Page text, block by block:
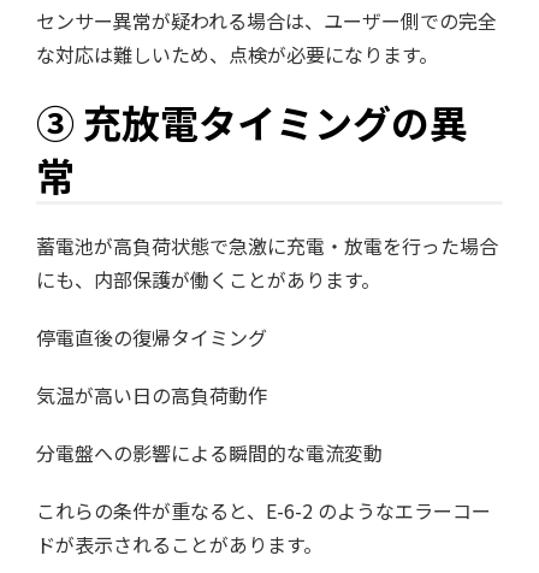
センサー異常が疑われる場合は、ユーザー側での完全
な対応は難しいため、点検が必要になります。
③ 充放電タイミングの異
常
蓄電池が高負荷状態で急激に充電・放電を行った場合
にも、内部保護が働くことがあります。
停電直後の復帰タイミング
気温が高い日の高負荷動作
分電盤への影響による瞬間的な電流変動
これらの条件が重なると、E-6-2 のようなエラーコー
ドが表示されることがあります。